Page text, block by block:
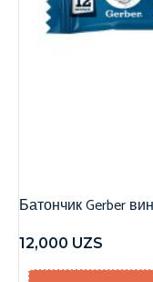
Батончик Gerber
12,000 UZS